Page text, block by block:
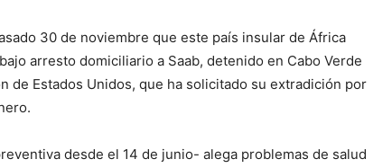
30 de noviembre que este país insular de África
arresto domiciliario a Saab, detenido en Cabo Verde
de Estados Unidos, que ha solicitado su extradición por
desde el 14 de junio- alega problemas de salud